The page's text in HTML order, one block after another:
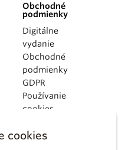
cookies
Obchodné
podmienky
Digitálne
vydanie
Obchodné
podmienky
GDPR
Používanie
cookies